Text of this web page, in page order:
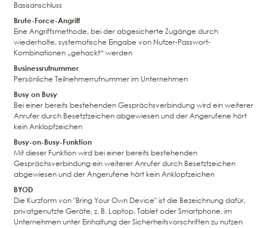
Basisanschluss
Brute-Force-Angriff
Eine Angriffsmethode, bei der abgesicherte Zugänge durch
wiederholte, systematische Eingabe von Nutzer-Passwort-
Kombinationen „gehackt“ werden
Businessrufnummer
Persönliche Teilnehmerrufnummer im Unternehmen
Busy on Busy
Bei einer bereits bestehenden Gesprächsverbindung wird ein weiterer
Anrufer durch Besetztzeichen abgewiesen und der Angerufene hört
kein Anklopfzeichen
Busy-on-Busy-Funktion
Mit dieser Funktion wird bei einer bereits bestehenden
Gesprächsverbindung ein weiterer Anrufer durch Besetztzeichen
abgewiesen und der Angerufene hört kein Anklopfzeichen
BYOD
Die Kurzform von "Bring Your Own Device" ist die Bezeichnung dafür,
privatgenutzte Geräte, z. B. Laptop, Tablet oder Smartphone, im
Unternehmen unter Einhaltung der Sicherheitsvorschriften zu nutzen